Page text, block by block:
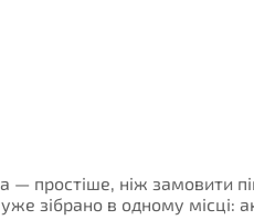
— простіше, ніж замовити
зібрано в одному місці: